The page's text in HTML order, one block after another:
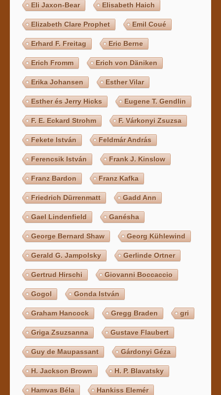
Eli Jaxon-Bear Elisabeth Haich
Elizabeth Clare Prophet Emil Coué
Erhard F. Freitag Eric Berne
Erich Fromm Erich von Däniken
Erika Johansen Esther Vilar
Esther és Jerry Hicks Eugene T. Gendlin
F. E. Eckard Strohm F. Várkonyi Zsuzsa
Fekete István Feldmár András
Ferencsik István Frank J. Kinslow
Franz Bardon Franz Kafka
Friedrich Dürrenmatt Gadd Ann
Gael Lindenfield Ganésha
George Bernard Shaw Georg Kühlewind
Gerald G. Jampolsky Gerlinde Ortner
Gertrud Hirschi Giovanni Boccaccio
Gogol Gonda István
Graham Hancock Gregg Braden gri
Griga Zsuzsanna Gustave Flaubert
Guy de Maupassant Gárdonyi Géza
H. Jackson Brown H. P. Blavatsky
Hamvas Béla Hankiss Elemér